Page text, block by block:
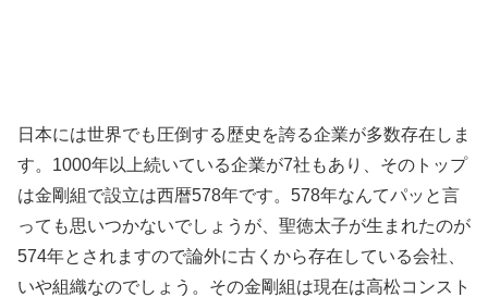
日本には世界でも圧倒する歴史を誇る企業が多数存在しま
す。1000年以上続いている企業が7社もあり、そのトップ
は金剛組で設立は西暦578年です。578年なんてパッと言
っても思いつかないでしょうが、聖徳太子が生まれたのが
574年とされますので論外に古くから存在している会社、
いや組織なのでしょう。その金剛組は現在は高松コンスト